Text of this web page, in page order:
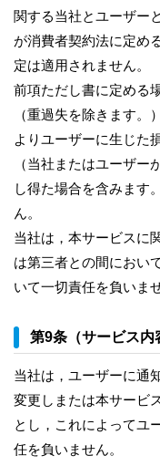
関する当社とユーザー
が消費者契約法に定め
定は適用されません。
前項ただし書に定める
（重過失を除きます。
よりユーザーに生じた
（当社またはユーザ
し得た場合を含みます
ん。
当社は，本サービスに
は第三者との間におい
いて一切責任を負いま
第9条（サービス内
当社は，ユーザーに通
変更しまたは本サービ
とし，これによってユ
任を負いません。